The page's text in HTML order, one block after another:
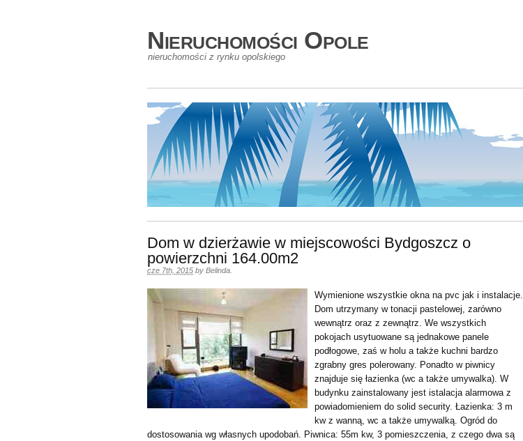
Nieruchomości Opole
nieruchomości z rynku opolskiego
Dom w dzierżawie w miejscowości Bydgoszcz o
powierzchni 164.00m2
cze 7th, 2015 by Belinda
Wymienione wszystkie okna na pvc jak i instalacje.
Dom utrzymany w tonacji pastelowej, zarówno
wewnątrz oraz z zewnątrz. We wszystkich
pokojach usytuowane są jednakowe panele
podłogowe, zaś w holu a także kuchni bardzo
zgrabny gres polerowany. Ponadto w piwnicy
znajduje się łazienka (wc a także umywalka). W
budynku zainstalowany jest istalacja alarmowa z
powiadomieniem do solid security. Łazienka: 3 m
kw z wanną, wc a także umywalką. Ogród do
dostosowania wg własnych upodobań. Piwnica: 55m kw, 3 pomieszczenia, z czego dwa są